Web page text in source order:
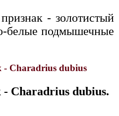
- золотистый
белые подмышечные
- Charadrius dubius
Charadrius dubius.